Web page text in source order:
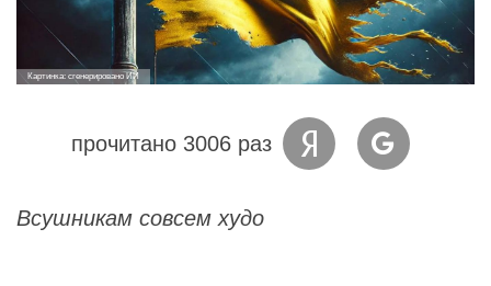
Картинка: сгенерировано ИИ
прочитано 3006 раз
Всушникам совсем худо